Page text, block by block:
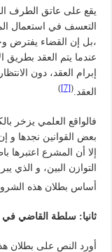
يقع على عاتق الطرف
التعسف في استعمال
،بل إن القضاء يفترض
عندما يتم العقد بطريق
إبرام العقد، دون
العقد.(
[7]
)
فالواقع العلمي يزخر
بعض القوانين نجدها
إلا أن المشرع
التوازن البين، و الذي
أساس بطلان هذه
ثانيا: سلطة القاضي في
أورد النص على بطلان